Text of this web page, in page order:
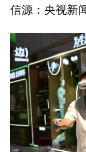
信源：央视新